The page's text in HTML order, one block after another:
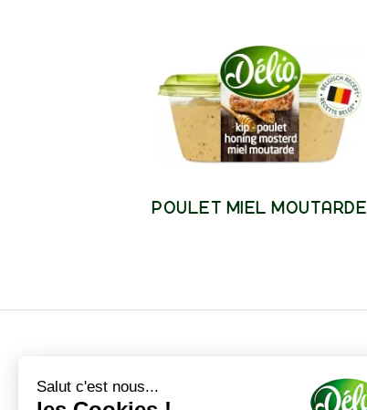
Salut c'est nous...
POULET MIEL MOUTARDE